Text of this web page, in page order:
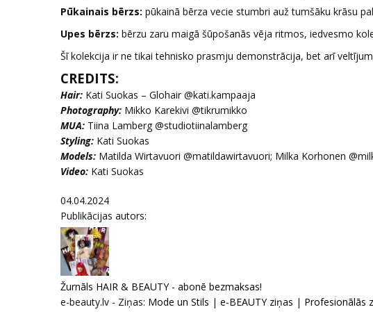
Pūkainais bērzs: pūkainā bērza vecie stumbri auž tumšāku krāsu
Upes bērzs: bērzu zaru maigā šūpošanās vēja ritmos, iedvesmo
Šī kolekcija ir ne tikai tehnisko prasmju demonstrācija, bet arī
CREDITS:
Hair: Kati Suokas – Glohair @kati.kampaaja
Photography: Mikko Karekivi @tikrumikko
MUA: Tiina Lamberg @studiotiinalamberg
Styling: Kati Suokas
Models: Matilda Wirtavuori @matildawirtavuori; Milka Korhonen
Video: Kati Suokas
04.04.2024
Publikācijas autors:
Žurnāls HAIR & BEAUTY - abonē bezmaksas!
e-beauty.lv - Ziņas: Mode un Stils | e-BEAUTY ziņas | Profesionālās